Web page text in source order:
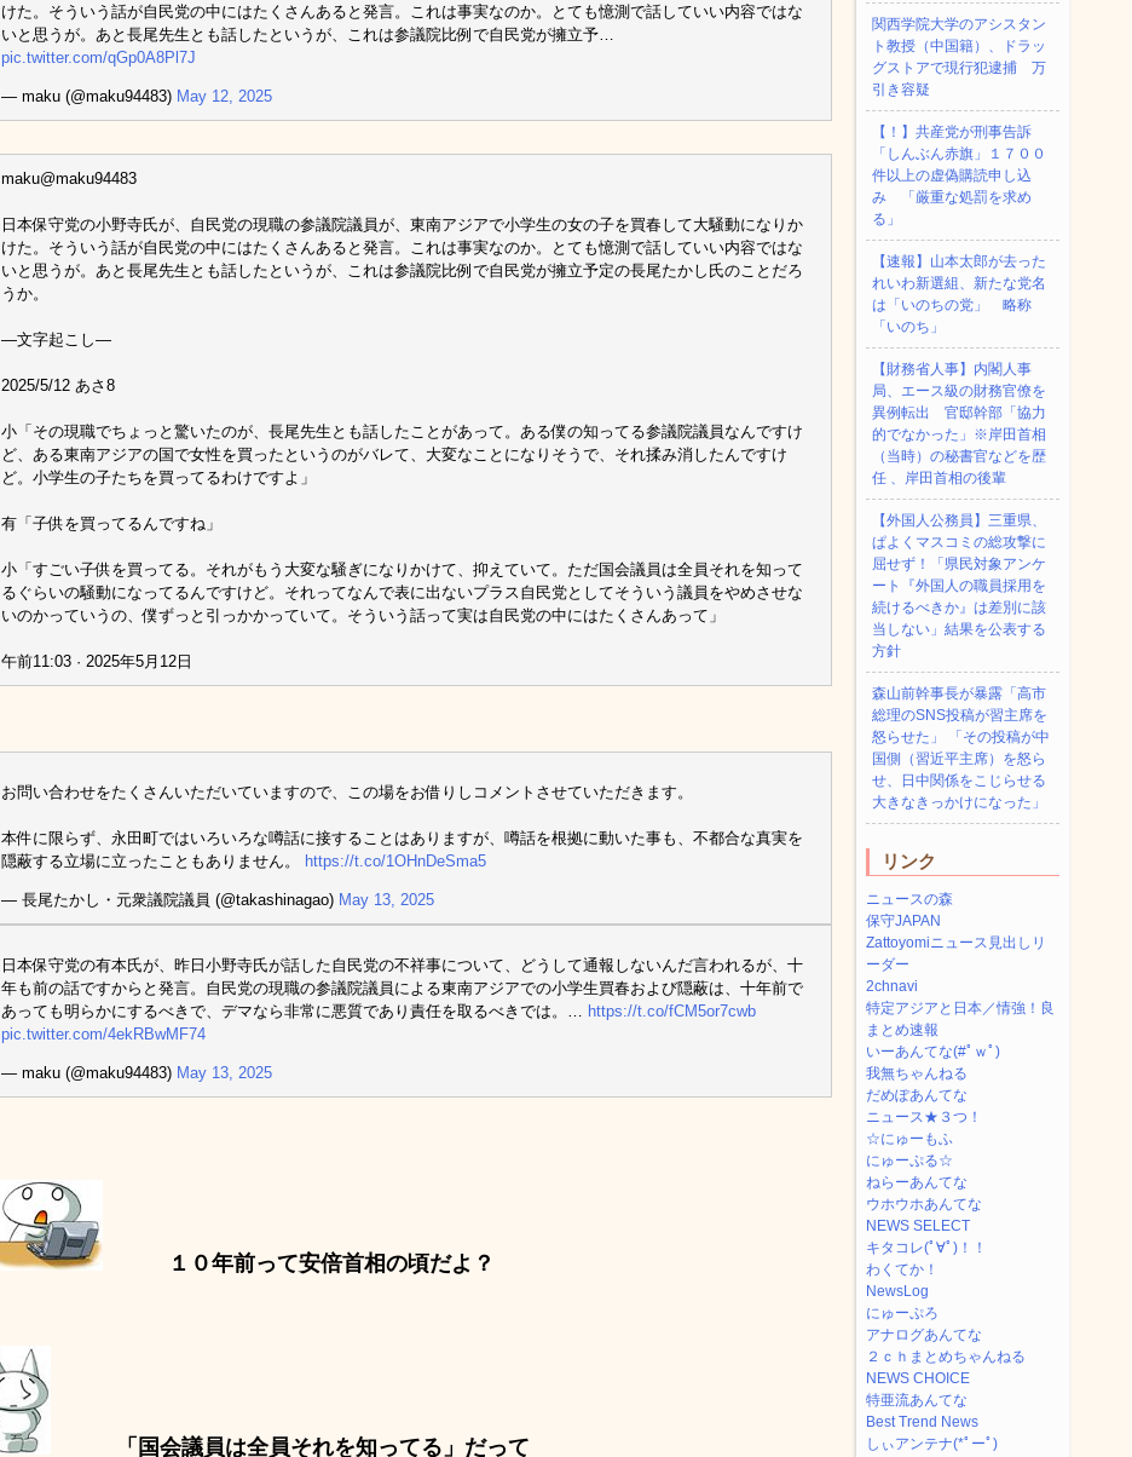
けた。そういう話が自民党の中にはたくさんあると発言。これは事実なのか。とても憶測で話していい内容ではな
いと思うが。あと長尾先生とも話したというが、これは参議院比例で自民党が擁立予…
pic.twitter.com/qGp0A8Pl7J
— maku (@maku94483) May 12, 2025
maku@maku94483
日本保守党の小野寺氏が、自民党の現職の参議院議員が、東南アジアで小学生の女の子を買春して大騒動になりか
けた。そういう話が自民党の中にはたくさんあると発言。これは事実なのか。とても憶測で話していい内容ではな
いと思うが。あと長尾先生とも話したというが、これは参議院比例で自民党が擁立予定の長尾たかし氏のことだろ
うか。
—文字起こし—
2025/5/12 あさ8
小「その現職でちょっと驚いたのが、長尾先生とも話したことがあって。ある僕の知ってる参議院議員なんですけ
ど、ある東南アジアの国で女性を買ったというのがバレて、大変なことになりそうで、それ揉み消したんですけ
ど。小学生の子たちを買ってるわけですよ」
有「子供を買ってるんですね」
小「すごい子供を買ってる。それがもう大変な騒ぎになりかけて、抑えていて。ただ国会議員は全員それを知って
るぐらいの騒動になってるんですけど。それってなんで表に出ないプラス自民党としてそういう議員をやめさせな
いのかっていうの、僕ずっと引っかかっていて。そういう話って実は自民党の中にはたくさんあって」
午前11:03 · 2025年5月12日
お問い合わせをたくさんいただいていますので、この場をお借りしコメントさせていただきます。
本件に限らず、永田町ではいろいろな噂話に接することはありますが、噂話を根拠に動いた事も、不都合な真実を
隠蔽する立場に立ったこともありません。 https://t.co/1OHnDeSma5
— 長尾たかし・元衆議院議員 (@takashinagao) May 13, 2025
日本保守党の有本氏が、昨日小野寺氏が話した自民党の不祥事について、どうして通報しないんだ言われるが、十
年も前の話ですからと発言。自民党の現職の参議院議員による東南アジアでの小学生買春および隠蔽は、十年前で
あっても明らかにするべきで、デマなら非常に悪質であり責任を取るべきでは。… https://t.co/fCM5or7cwb
pic.twitter.com/4ekRBwMF74
— maku (@maku94483) May 13, 2025
１０年前って安倍首相の頃だよ？
「国会議員は全員それを知ってる」だって
関西学院大学のアシスタン
ト教授（中国籍）、ドラッ
グストアで現行犯逮捕 万
引き容疑
【！】共産党が刑事告訴
「しんぶん赤旗」１７００
件以上の虚偽購読申し込
み 「厳重な処罰を求め
る」
【速報】山本太郎が去った
れいわ新選組、新たな党名
は「いのちの党」 略称
「いのち」
【財務省人事】内閣人事
局、エース級の財務官僚を
異例転出 官邸幹部「協力
的でなかった」※岸田首相
（当時）の秘書官などを歴
任 、岸田首相の後輩
【外国人公務員】三重県、
ぱよくマスコミの総攻撃に
屈せず！「県民対象アンケ
ート『外国人の職員採用を
続けるべきか』は差別に該
当しない」結果を公表する
方針
森山前幹事長が暴露「高市
総理のSNS投稿が習主席を
怒らせた」 「その投稿が中
国側（習近平主席）を怒ら
せ、日中関係をこじらせる
大きなきっかけになった」
リンク
ニュースの森
保守JAPAN
Zattoyomiニュース見出しリ
ーダー
2chnavi
特定アジアと日本／情強！良
まとめ速報
いーあんてな(#ﾟｗﾟ)
我無ちゃんねる
だめぽあんてな
ニュース★３つ！
☆にゅーもふ
にゅーぷる☆
ねらーあんてな
ウホウホあんてな
NEWS SELECT
キタコレ(ﾟ∀ﾟ)！！
わくてか！
NewsLog
にゅーぷろ
アナログあんてな
２ｃｈまとめちゃんねる
NEWS CHOICE
特亜流あんてな
Best Trend News
しぃアンテナ(*ﾟーﾟ)